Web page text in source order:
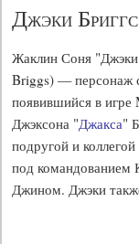
Джэки
Жаклин Соня
Briggs) — персонаж
появившийся в
Джэксона "Джакса"
подругой и
под командованием
Джином. Джэки